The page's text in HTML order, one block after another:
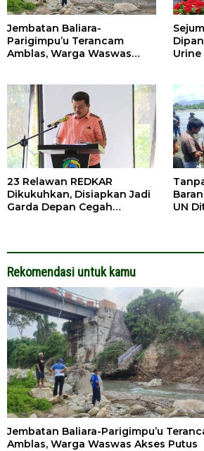
Jembatan Baliara-
Parigimpu’u Terancam
Amblas, Warga Waswas
23 Relawan REDKAR
Dikukuhkan, Disiapkan Jadi
Garda Depan Cegah
UN
Rekomendasi untuk kamu
Jembatan Baliara-Parigimpu’u
Amblas, Warga Waswas Akses Putus